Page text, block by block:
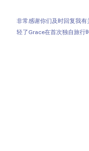
非常感谢你们及时回复我
轻了Grace在首次独自旅行